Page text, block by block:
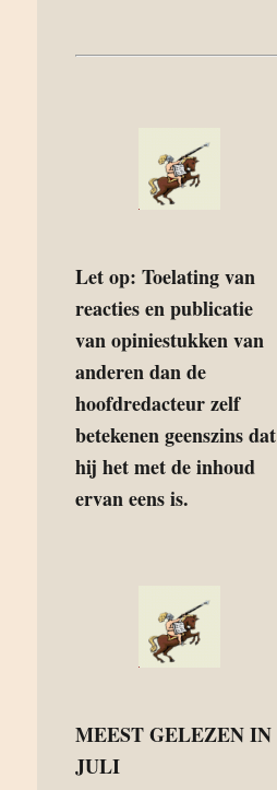
Let op: Toelating van
reacties en publicatie
van opiniestukken van
anderen dan de
hoofdredacteur zelf
betekenen geenszins dat
hij het met de inhoud
ervan eens is.
MEEST GELEZEN IN
JULI